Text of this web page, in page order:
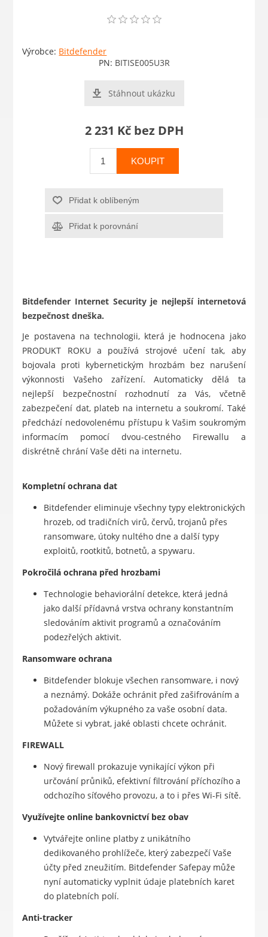
Výrobce: Bitdefender
PN: BITISE005U3R
Stáhnout ukázku
2 231 Kč bez DPH
KOUPIT
Přidat k oblíbeným
Přidat k porovnání
Bitdefender Internet Security je nejlepší internetová
bezpečnost dneška.
Je postavena na technologii, která je hodnocena jako
PRODUKT ROKU a používá strojové učení tak, aby
bojovala proti kybernetickým hrozbám bez narušení
výkonnosti Vašeho zařízení. Automaticky dělá ta
nejlepší bezpečnostní rozhodnutí za Vás, včetně
zabezpečení dat, plateb na internetu a soukromí. Také
předchází nedovolenému přístupu k Vašim soukromým
informacím pomocí dvou-cestného Firewallu a
diskrétně chrání Vaše děti na internetu.
Kompletní ochrana dat
Bitdefender eliminuje všechny typy elektronických
hrozeb, od tradičních virů, červů, trojanů přes
ransomware, útoky nultého dne a další typy
exploitů, rootkitů, botnetů, a spywaru.
Pokročilá ochrana před hrozbami
Technologie behaviorální detekce, která jedná
jako další přídavná vrstva ochrany konstantním
sledováním aktivit programů a označováním
podezřelých aktivit.
Ransomware ochrana
Bitdefender blokuje všechen ransomware, i nový
a neznámý. Dokáže ochránit před zašifrováním a
požadováním výkupného za vaše osobní data.
Můžete si vybrat, jaké oblasti chcete ochránit.
FIREWALL
Nový firewall prokazuje vynikající výkon při
určování průniků, efektivní filtrování příchozího a
odchozího síťového provozu, a to i přes Wi-Fi sítě.
Využívejte online bankovnictví bez obav
Vytvářejte online platby z unikátního
dedikovaného prohlížeče, který zabezpečí Vaše
účty před zneužitím. Bitdefender Safepay může
nyní automaticky vyplnit údaje platebních karet
do platebních polí.
Anti-tracker